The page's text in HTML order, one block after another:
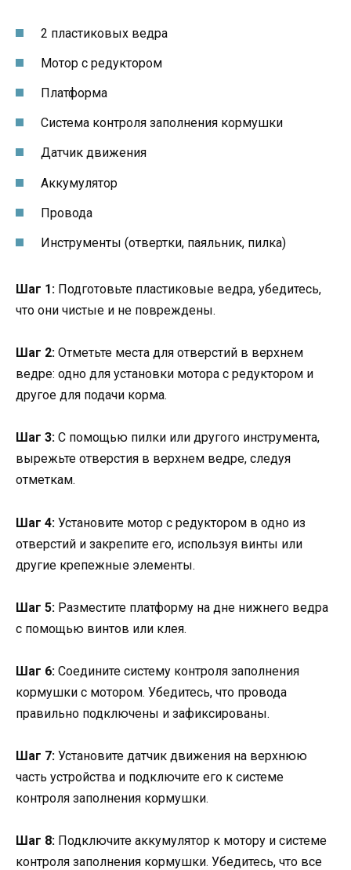
2 пластиковых ведра
Мотор с редуктором
Платформа
Система контроля заполнения кормушки
Датчик движения
Аккумулятор
Провода
Инструменты (отвертки, паяльник, пилка)
Шаг 1: Подготовьте пластиковые ведра, убедитесь,
что они чистые и не повреждены.
Шаг 2: Отметьте места для отверстий в верхнем
ведре: одно для установки мотора с редуктором и
другое для подачи корма.
Шаг 3: С помощью пилки или другого инструмента,
вырежьте отверстия в верхнем ведре, следуя
отметкам.
Шаг 4: Установите мотор с редуктором в одно из
отверстий и закрепите его, используя винты или
другие крепежные элементы.
Шаг 5: Разместите платформу на дне нижнего ведра
с помощью винтов или клея.
Шаг 6: Соедините систему контроля заполнения
кормушки с мотором. Убедитесь, что провода
правильно подключены и зафиксированы.
Шаг 7: Установите датчик движения на верхнюю
часть устройства и подключите его к системе
контроля заполнения кормушки.
Шаг 8: Подключите аккумулятор к мотору и системе
контроля заполнения кормушки. Убедитесь, что все